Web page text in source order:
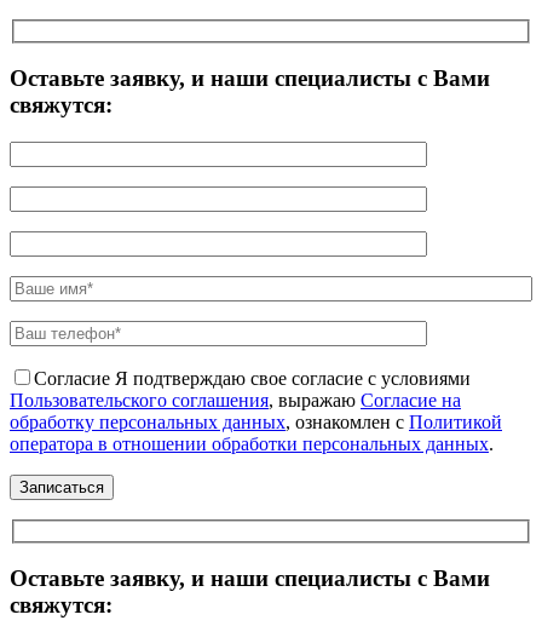
Оставьте заявку, и наши специалисты с Вами
свяжутся:
Согласие Я подтверждаю свое согласие с условиями
Пользовательского соглашения, выражаю Согласие на
обработку персональных данных, ознакомлен с Политикой
оператора в отношении обработки персональных данных.
Оставьте заявку, и наши специалисты с Вами
свяжутся: